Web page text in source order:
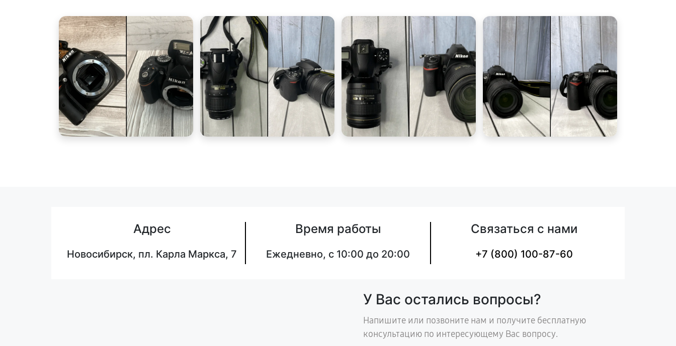
Адрес
Новосибирск, пл. Карла Маркса, 7
Время работы
Ежедневно, с 10:00 до 20:00
Связаться с нами
+7 (800) 100-87-60
У Вас остались вопросы?
Напишите или позвоните нам и получите бесплатную
консультацию по интересующему Вас вопросу.